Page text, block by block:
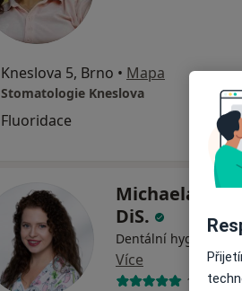
Kneslova 5, Brno • Mapa
Stomatologie Kneslova
Fluoridace
Michaela
DiS.
Dentální hygienistka,
Více
1 názor